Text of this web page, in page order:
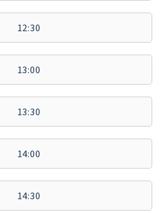
12:30
13:00
13:30
14:00
14:30